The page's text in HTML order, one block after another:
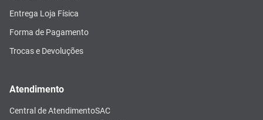
Entrega Loja Física
Forma de Pagamento
Trocas e Devoluções
Atendimento
Central de AtendimentoSAC